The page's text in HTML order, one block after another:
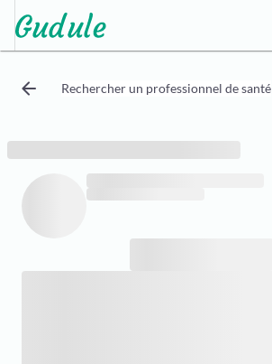
arrow_back Rechercher un professionnel de santé